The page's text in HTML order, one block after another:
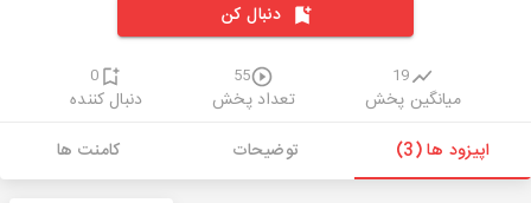
دنبال کن
19
میانگین پخش
55
تعداد پخش
0
دنبال کننده
اپیزود ها (3)
توضیحات کامنت ها